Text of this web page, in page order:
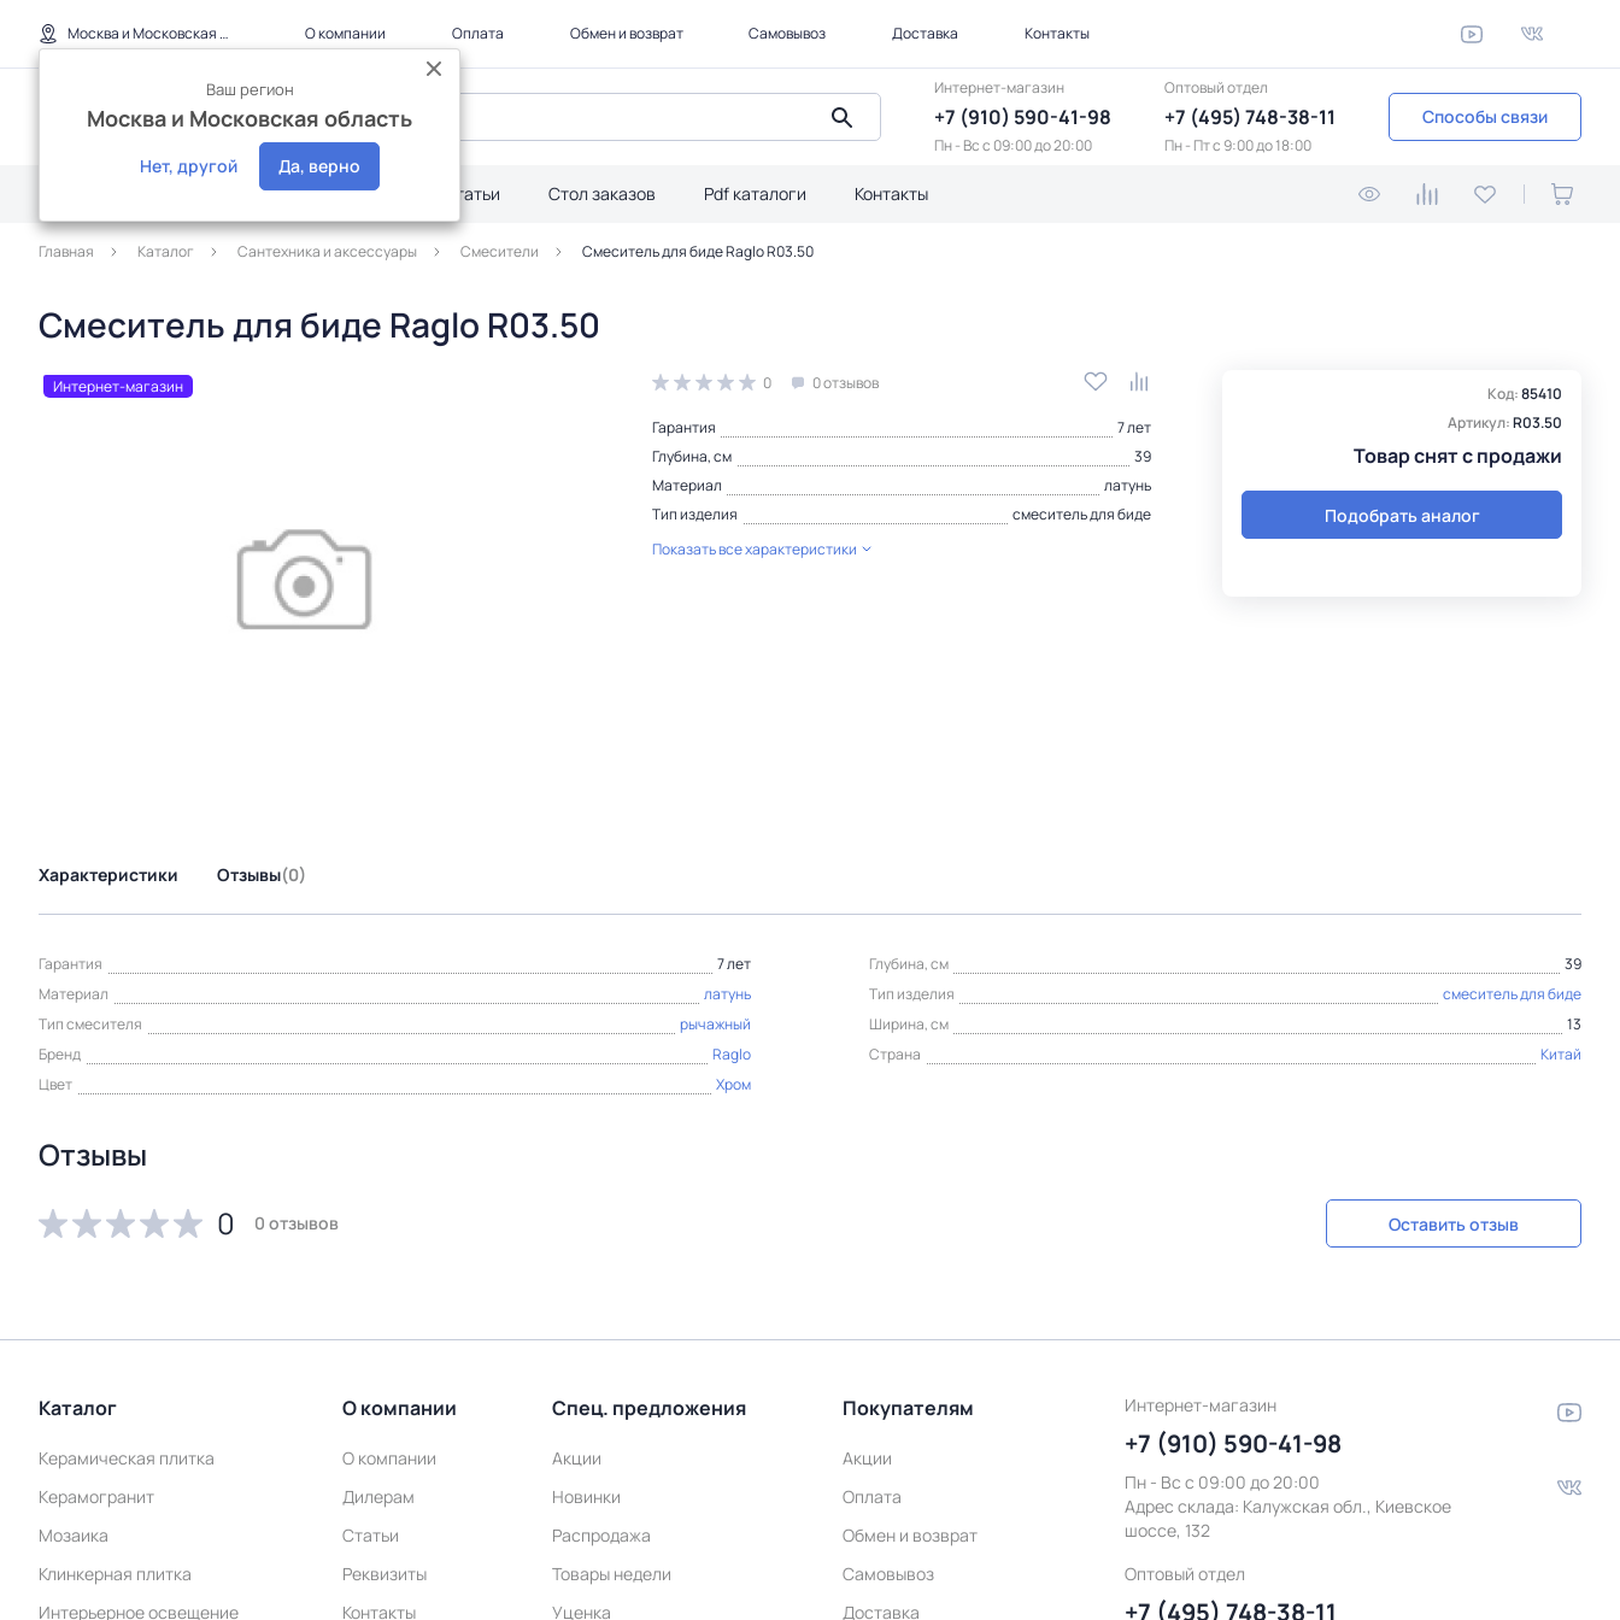
Москва и Московская область
Ваш регион
Москва и Московская область
Нет, другой Да, верно
О компании Оплата Обмен и возврат Самовывоз Доставка Контакты
Интернет-магазин
+7 (910) 590-41-98
Пн - Вс с 09:00 до 20:00
Оптовый отдел
+7 (495) 748-38-11
Пн - Пт c 9:00 до 18:00
Способы связи
Дилерам Акции Статьи Стол заказов Pdf каталоги Контакты
Главная Каталог Сантехника и аксессуары Смесители Смеситель для биде Raglo R03.50
Смеситель для биде Raglo R03.50
Интернет-магазин 0 0 отзывов
Гарантия
7 лет
Глубина, см
39
Материал
латунь
Тип изделия
смеситель для биде
Показать все характеристики
Код:85410
Артикул:R03.50
Товар снят с продажи
Подобрать аналог
Характеристики Отзывы(0)
Гарантия 7 лет Глубина, см
39
Материал
латунь Тип изделия
смеситель для биде
Тип смесителя
рычажный Ширина, см
13
Бренд
Raglo Страна
Китай
Цвет
Хром
Отзывы
0
0 отзывов Оставить отзыв
Каталог
Керамическая плитка
Керамогранит
Мозаика
Клинкерная плитка
Интерьерное освещение
О компании
О компании
Дилерам
Статьи
Реквизиты
Контакты
Спец. предложения
Акции
Новинки
Распродажа
Товары недели
Уценка
Покупателям
Акции
Оплата
Обмен и возврат
Самовывоз
Доставка
Интернет-магазин
+7 (910) 590-41-98
Пн - Вс с 09:00 до 20:00
Адрес склада: Калужская обл., Киевское
шоссе, 132
Оптовый отдел
+7 (495) 748-38-11